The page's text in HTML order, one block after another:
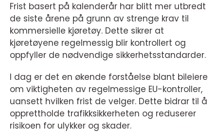
Frist basert på kalenderår har blitt mer utbredt
de siste årene på grunn av strenge krav til
kommersielle kjøretøy. Dette sikrer at
kjøretøyene regelmessig blir kontrollert og
oppfyller de nødvendige sikkerhetsstandarder.
I dag er det en økende forståelse blant bileiere
om viktigheten av regelmessige EU-kontroller,
uansett hvilken frist de velger. Dette bidrar til å
opprettholde trafikksikkerheten og reduserer
risikoen for ulykker og skader.